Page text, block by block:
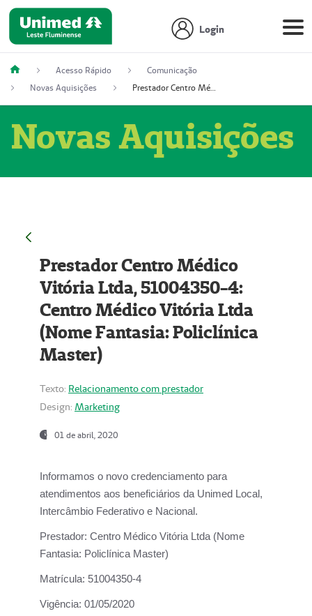
Login
Acesso Rápido
Comunicação
Novas Aquisições
Prestador Centro Médico Vitória Ltda, 51004350-4: Centro Médico Vitória Ltda (Nome Fantasia: Policlínica Master)
Novas Aquisições
Prestador Centro Médico
Vitória Ltda, 51004350-4:
Centro Médico Vitória Ltda
(Nome Fantasia: Policlínica
Master)
Texto: Relacionamento com prestador
Design: Marketing
01 de abril, 2020
Informamos o novo credenciamento para
atendimentos aos beneficiários da Unimed Local,
Intercâmbio Federativo e Nacional.
Prestador: Centro Médico Vitória Ltda (Nome
Fantasia: Policlínica Master)
Matrícula: 51004350-4
Vigência: 01/05/2020